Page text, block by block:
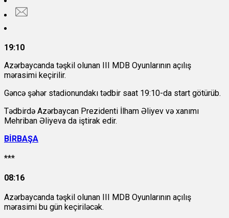
19:10
Azərbaycanda təşkil olunan III MDB Oyunlarının açılış
mərasimi keçirilir.
Gəncə şəhər stadionundakı tədbir saat 19:10-da start götürüb.
Tədbirdə Azərbaycan Prezidenti İlham Əliyev və xanımı
Mehriban Əliyeva da iştirak edir.
BİRBAŞA
***
08:16
Azərbaycanda təşkil olunan III MDB Oyunlarının açılış
mərasimi bu gün keçiriləcək.